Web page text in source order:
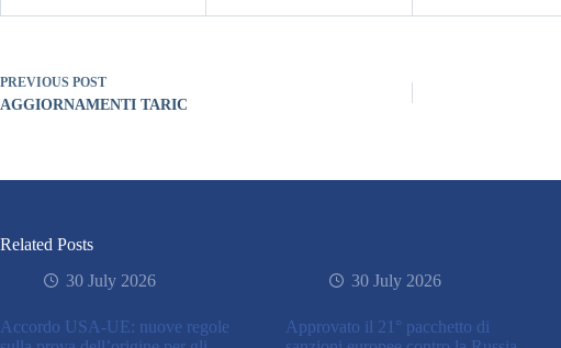
PREVIOUS POST
AGGIORNAMENTI TARIC
Related Posts
30 July 2026
Accordo USA-UE: nuove regole
30 July 2026
Approvato il 21° pacchetto di